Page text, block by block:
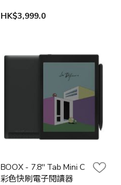
HK$3,999.0
BOOX - 7.8'' Tab Mini C
彩色快刷電子閱讀器